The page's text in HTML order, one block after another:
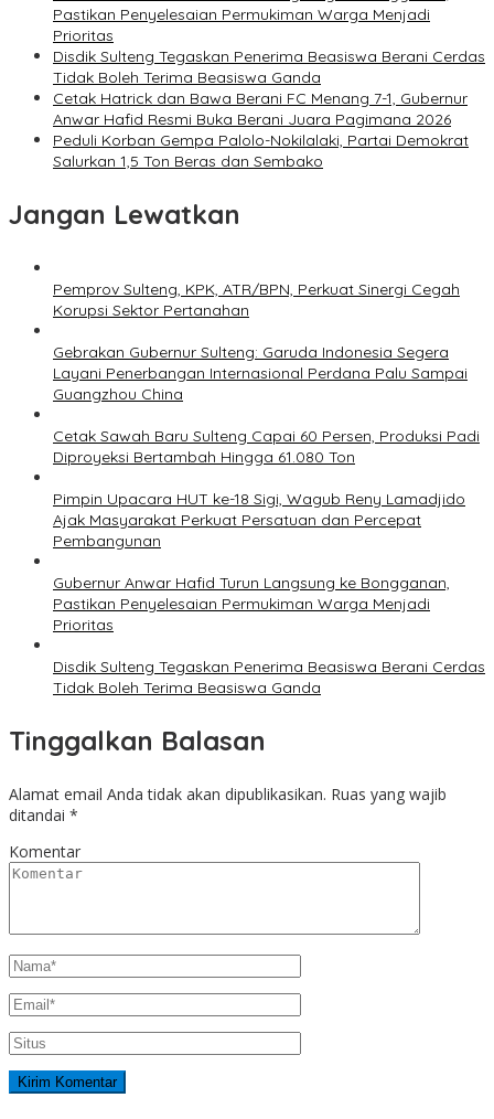
Pastikan Penyelesaian Permukiman Warga Menjadi
Prioritas
Disdik Sulteng Tegaskan Penerima Beasiswa Berani Cerdas
Tidak Boleh Terima Beasiswa Ganda
Cetak Hatrick dan Bawa Berani FC Menang 7-1, Gubernur
Anwar Hafid Resmi Buka Berani Juara Pagimana 2026
Peduli Korban Gempa Palolo-Nokilalaki, Partai Demokrat
Salurkan 1,5 Ton Beras dan Sembako
Jangan Lewatkan
Pemprov Sulteng, KPK, ATR/BPN, Perkuat Sinergi Cegah
Korupsi Sektor Pertanahan
Gebrakan Gubernur Sulteng: Garuda Indonesia Segera
Layani Penerbangan Internasional Perdana Palu Sampai
Guangzhou China
Cetak Sawah Baru Sulteng Capai 60 Persen, Produksi Padi
Diproyeksi Bertambah Hingga 61.080 Ton
Pimpin Upacara HUT ke-18 Sigi, Wagub Reny Lamadjido
Ajak Masyarakat Perkuat Persatuan dan Percepat
Pembangunan
Gubernur Anwar Hafid Turun Langsung ke Bongganan,
Pastikan Penyelesaian Permukiman Warga Menjadi
Prioritas
Disdik Sulteng Tegaskan Penerima Beasiswa Berani Cerdas
Tidak Boleh Terima Beasiswa Ganda
Tinggalkan Balasan
Alamat email Anda tidak akan dipublikasikan. Ruas yang wajib
ditandai *
Komentar